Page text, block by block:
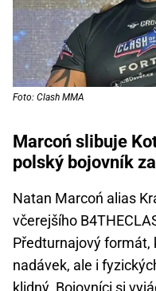
Foto: Clash MMA
Marcoń slibuje
polský bojovník
Natan Marcoń alias
včerejšího
Předturnajový formát,
nadávek, ale i
klidný. Bojovníci si